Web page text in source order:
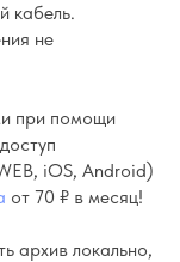
кабель.
не
при помощи
iOS, Android)
от 70 ₽ в месяц!
архив локально,